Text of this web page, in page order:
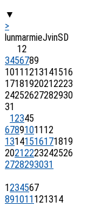
▼
>
lunmarmieJvinS D
12
3456789
1011 1213141516
17181920212223
24252627282930
31
12345
67891011 12
13141516171819
20212223242526
2728293031
1234567
891011 121314